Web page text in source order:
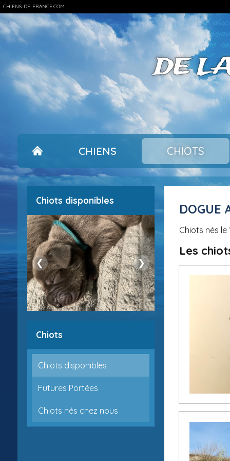
CHIENS-DE-FRANCE.COM
DE
CHIENS CHIOTS
Chiots disponibles
❮ ❯
Chiots
Chiots disponibles
Futures Portées
Chiots nés chez nous
Chiots nés
Les